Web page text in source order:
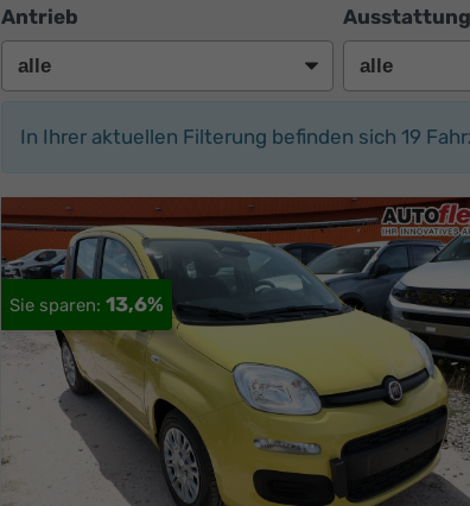
Antrieb
In Ihrer aktuellen Filterung befinden sich 19
13,6%